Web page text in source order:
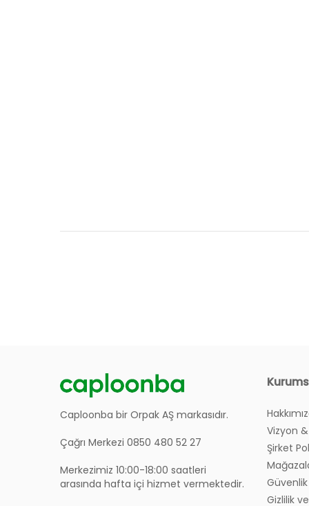
Caploonba bir Orpak AŞ markasıdır.
Çağrı Merkezi 0850 480 52 27
Merkezimiz 10:00-18:00 saatleri
arasında hafta içi hizmet vermektedir.
Vizyon
Şirket
Gizlilik